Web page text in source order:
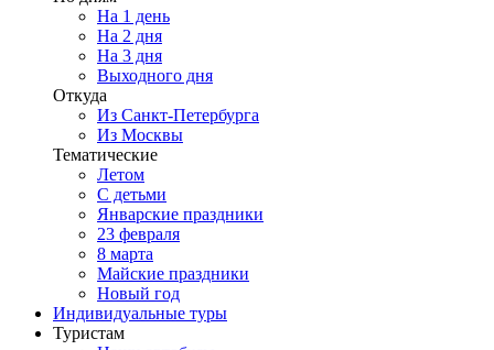
На 1 день
На 2 дня
На 3 дня
Выходного дня
Откуда
Из Санкт-Петербурга
Из Москвы
Тематические
Летом
С детьми
Январские праздники
23 февраля
8 марта
Майские праздники
Новый год
Индивидуальные туры
Туристам